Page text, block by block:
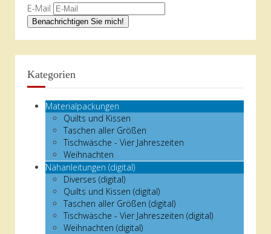
E-Mail
Kategorien
Materialpackungen
Quilts und Kissen
Taschen aller Größen
Tischwäsche - Vier Jahreszeiten
Weihnachten
Nähanleitungen (digital)
Diverses (digital)
Quilts und Kissen (digital)
Taschen aller Größen (digital)
Tischwäsche - Vier Jahreszeiten (digital)
Weihnachten (digital)